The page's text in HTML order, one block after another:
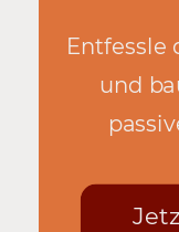
Entfessle
und